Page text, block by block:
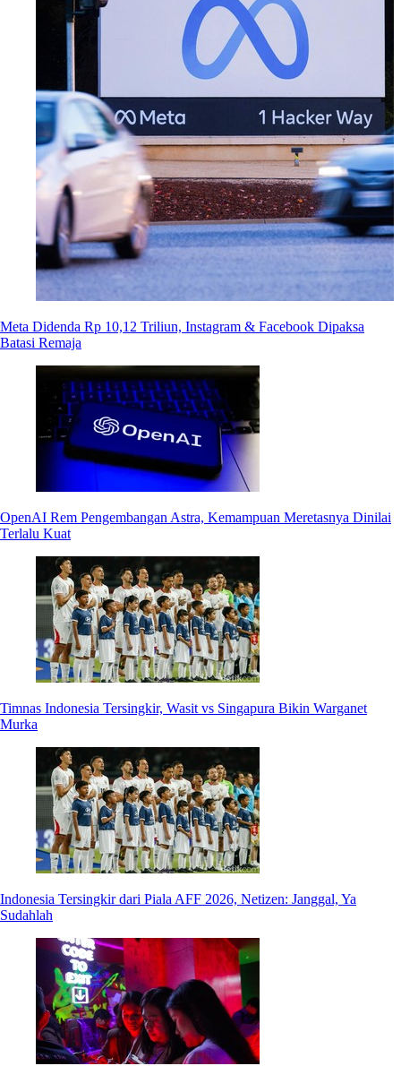
Meta Didenda Rp 10,12 Triliun, Instagram & Facebook Dipaksa
Batasi Remaja
OpenAI Rem Pengembangan Astra, Kemampuan Meretasnya Dinilai
Terlalu Kuat
Timnas Indonesia Tersingkir, Wasit vs Singapura Bikin Warganet
Murka
Indonesia Tersingkir dari Piala AFF 2026, Netizen: Janggal, Ya
Sudahlah